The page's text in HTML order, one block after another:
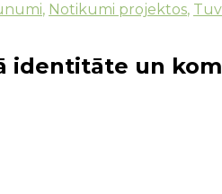
, Notikumi projektos,
identitāte un